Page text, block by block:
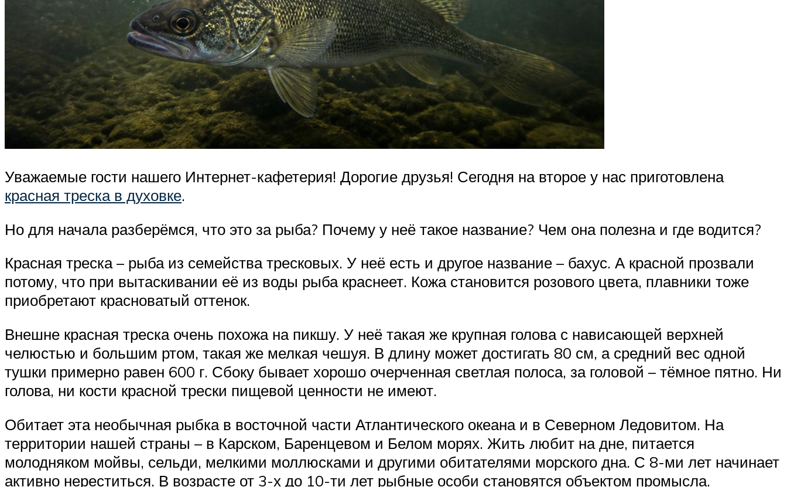
Уважаемые гости нашего Интернет-кафетерия! Дорогие друзья! Сегодня на второе у нас приготовлена
красная треска в духовке.
Но для начала разберёмся, что это за рыба? Почему у неё такое название? Чем она полезна и где водится?
Красная треска – рыба из семейства тресковых. У неё есть и другое название – бахус. А красной прозвали
потому, что при вытаскивании её из воды рыба краснеет. Кожа становится розового цвета, плавники тоже
приобретают красноватый оттенок.
Внешне красная треска очень похожа на пикшу. У неё такая же крупная голова с нависающей верхней
челюстью и большим ртом, такая же мелкая чешуя. В длину может достигать 80 см, а средний вес одной
тушки примерно равен 600 г. Сбоку бывает хорошо очерченная светлая полоса, за головой – тёмное пятно. Ни
голова, ни кости красной трески пищевой ценности не имеют.
Обитает эта необычная рыбка в восточной части Атлантического океана и в Северном Ледовитом. На
территории нашей страны – в Карском, Баренцевом и Белом морях. Жить любит на дне, питается
молодняком мойвы, сельди, мелкими моллюсками и другими обитателями морского дна. С 8-ми лет начинает
активно нереститься. В возрасте от 3-х до 10-ти лет рыбные особи становятся объектом промысла.